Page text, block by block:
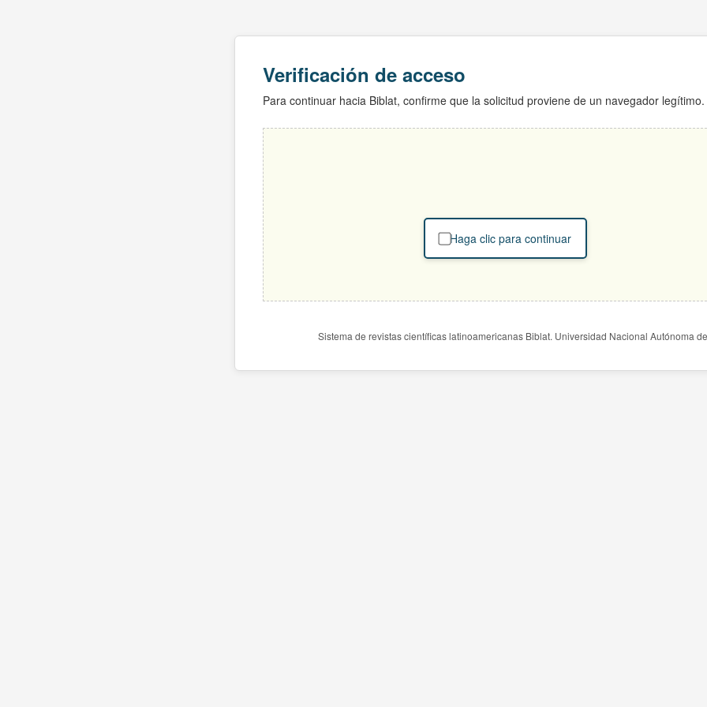
Verificación de acceso
Para continuar hacia Biblat, confirme que la solicitud proviene de un navegador legítimo.
Haga clic para continuar
Sistema de revistas científicas latinoamericanas Biblat. Universidad Nacional Autónoma